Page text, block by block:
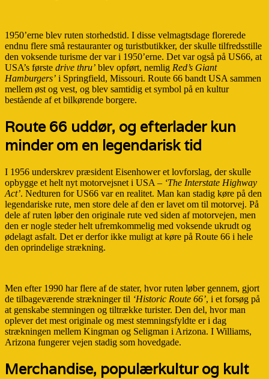
1950’erne blev ruten storhedstid. I disse velmagtsdage florerede
endnu flere små restauranter og turistbutikker, der skulle tilfredsstille
den voksende turisme der var i 1950’erne. Det var også på US66, at
USA’s første drive thru’ blev opført, nemlig Red’s Giant
Hamburgers’ i Springfield, Missouri. Route 66 bandt USA sammen
mellem øst og vest, og blev samtidig et symbol på en kultur
bestående af et bilkørende borgere.
Route 66 uddør, og efterlader kun
minder om en legendarisk tid
I 1956 underskrev præsident Eisenhower et lovforslag, der skulle
opbygge et helt nyt motorvejsnet i USA – ‘The Interstate Highway
Act’. Nedturen for US66 var en realitet. Man kan stadig køre på den
legendariske rute, men store dele af den er lavet om til motorvej. På
dele af ruten løber den originale rute ved siden af motorvejen, men
den er nogle steder helt ufremkommelig med voksende ukrudt og
ødelagt asfalt. Det er derfor ikke muligt at køre på Route 66 i hele
den oprindelige strækning.
Men efter 1990 har flere af de stater, hvor ruten løber gennem, gjort
de tilbageværende strækninger til ‘Historic Route 66’, i et forsøg på
at genskabe stemningen og tiltrække turister. Den del, hvor man
oplever det mest originale og mest stemningsfyldte er i dag
strækningen mellem Kingman og Seligman i Arizona. I Williams,
Arizona fungerer vejen stadig som hovedgade.
Merchandise, populærkultur og kult